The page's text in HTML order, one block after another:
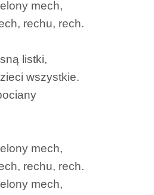
mech,
rechu, rech.
listki,
wszystkie.
mech,
rechu, rech.
mech,